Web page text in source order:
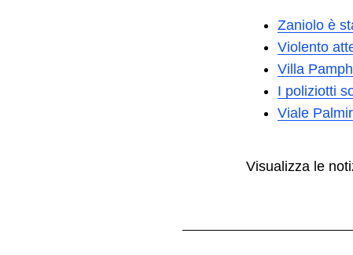
Zaniolo è
Violento
Villa
I poliziotti
Viale
Visualizza le